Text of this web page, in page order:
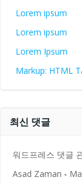
Lorem ipsum
Lorem ipsum
Lorem Ipsum
Markup: HTML
최신 댓글
워드프레스 댓글
Asad Zaman -